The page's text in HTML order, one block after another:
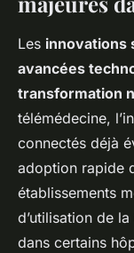
Les innovations
avancées
transformation
télémédecine,
connectés déjà
adoption rapide
établissements
d’utilisation de
dans certains